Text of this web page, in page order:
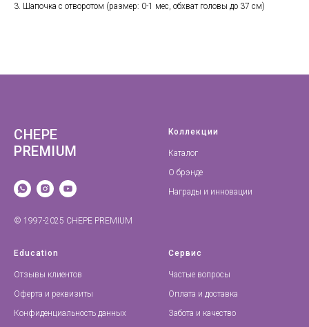
3. Шапочка с отворотом (размер: 0-1 мес, обхват головы до 37 см)
CHEPE
PREMIUM
© 1997-2025 CHEPE PREMIUM
Коллекции
Каталог
О брэнде
Награды и инновации
Education
Отзывы клиентов
Оферта и реквизиты
Конфиденциальность данных
Сервис
Частые вопросы
Оплата и доставка
Забота и качество